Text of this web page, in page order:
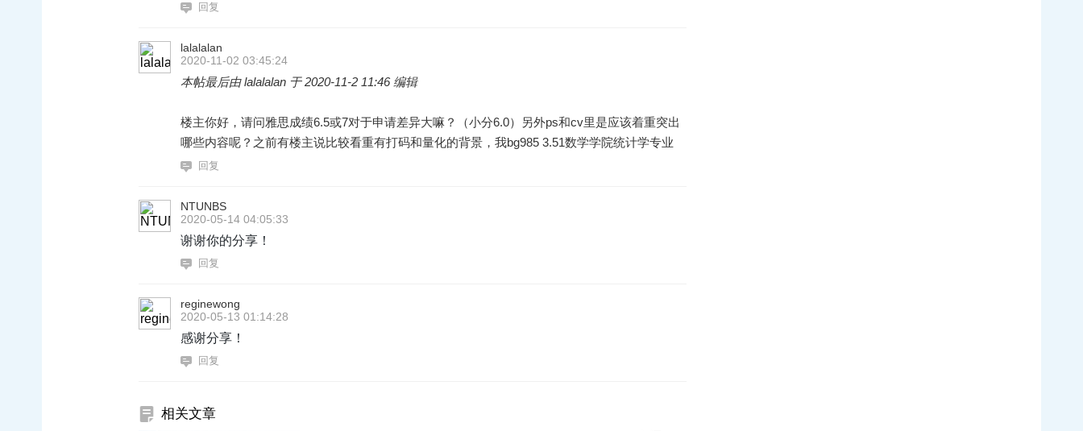
回复
lalalalan
2020-11-02 03:45:24
本帖最后由 lalalalan 于 2020-11-2 11:46 编辑
楼主你好，请问雅思成绩6.5或7对于申请差异大嘛？（小分6.0）另外ps和cv里是应该着重突出
哪些内容呢？之前有楼主说比较看重有打码和量化的背景，我bg985 3.51数学学院统计学专业
回复
NTUNBS
2020-05-14 04:05:33
谢谢你的分享！
回复
reginewong
2020-05-13 01:14:28
感谢分享！
回复
相关文章